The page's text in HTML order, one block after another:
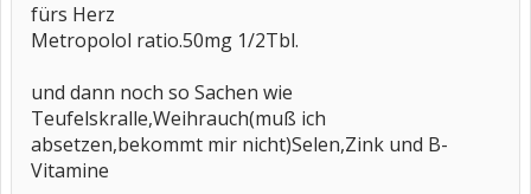
fürs Herz
Metropolol ratio.50mg 1/2Tbl.
und dann noch so Sachen wie
Teufelskralle,Weihrauch(muß ich
absetzen,bekommt mir nicht)Selen,Zink und B-
Vitamine